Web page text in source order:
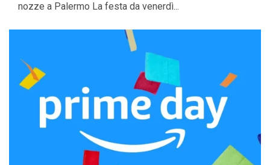
nozze a Palermo La festa da venerdì...